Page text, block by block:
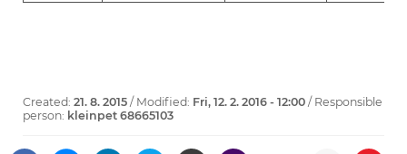
Created: 21. 8. 2015 / Modified: Fri, 12. 2. 2016 - 12:00 / Responsible
person: kleinpet 68665103